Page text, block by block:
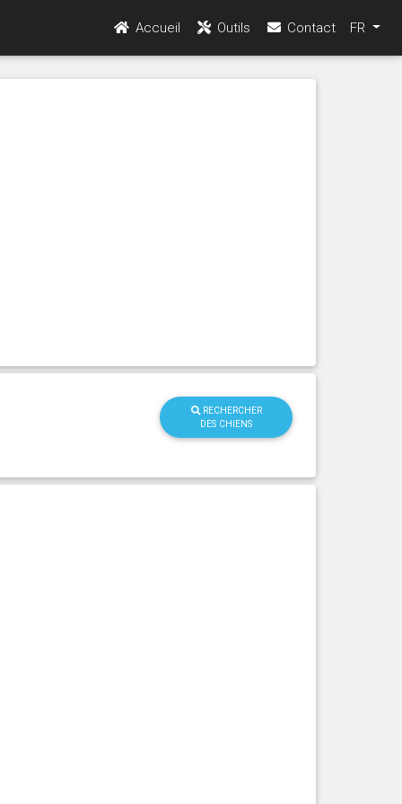
Accueil Outils Contact FR
RECHERCHER
DES CHIENS